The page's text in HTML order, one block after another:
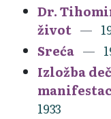
Dr.
život
Sreća
Izložba
1933